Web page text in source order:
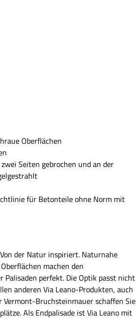
Oberflächen
Seiten gebrochen und an der
für Betonteile ohne Norm mit
der Natur inspiriert. Naturnahe
machen den
Palisaden perfekt. Die Optik passt nicht
anderen Via Leano-Produkten, auch
Vermont-Bruchsteinmauer schaffen Sie
Als Endpalisade ist Via Leano mit